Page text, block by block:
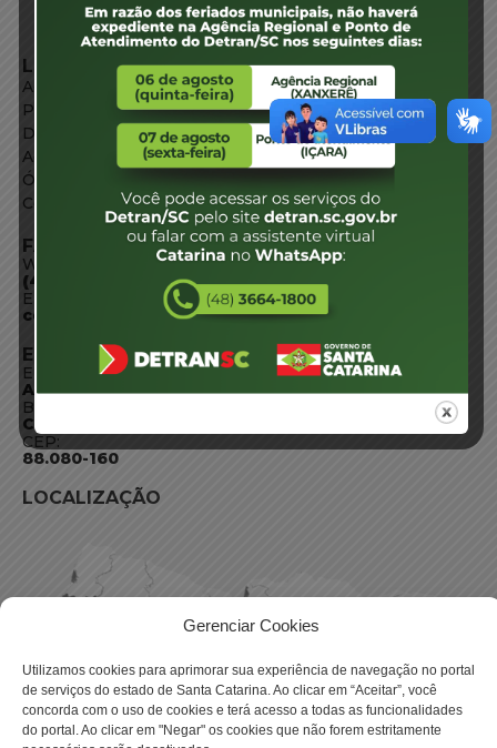
Gerenciar Cookies
Utilizamos cookies para aprimorar sua experiência de navegação no portal
de serviços do estado de Santa Catarina. Ao clicar em “Aceitar”, você
concorda com o uso de cookies e terá acesso a todas as funcionalidades
do portal. Ao clicar em "Negar" os cookies que não forem estritamente
LINKS EXTERNOS
Agência de Notícias
Portal de Serviços
Diário Oficial
Acesso à Informação
Órgãos do Governo
Conheça SC
FALE CONOSCO
WhatsApp:
(48) 3664-1800
E-mail:
centraldeinformacoes@detran.sc.gov.br
ENDEREÇO
Endereço:
Av. Almirante Tamandaré - 480
Bairro:
Coqueiros, Florianópolis SC
CEP:
88.080-160
LOCALIZAÇÃO